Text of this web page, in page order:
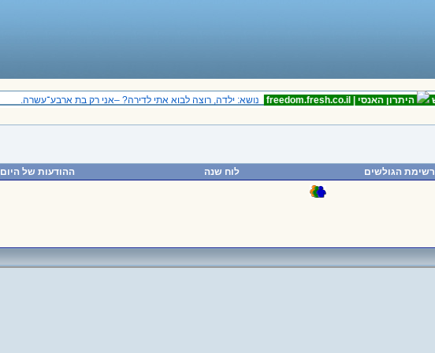
היתרון האנסי |freedom.fresh.co.il נושא: ילדה, רוצה לבוא אתי לדירה? –אני רק בת ארבע־עשרה.
רשימת הגולשים לוח שנה ההודעות של היום